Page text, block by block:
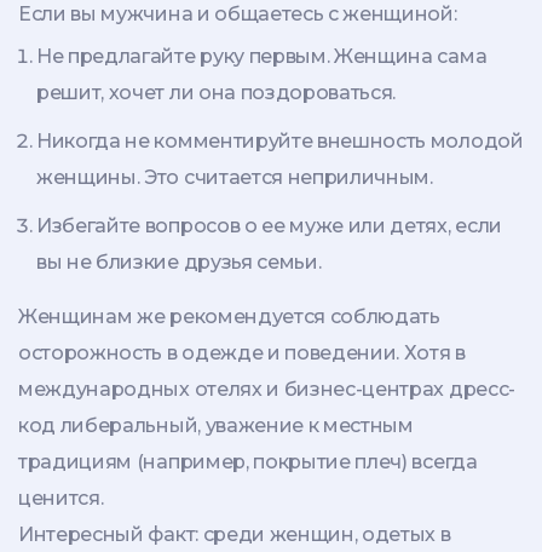
Если вы мужчина и общаетесь с женщиной:
Не предлагайте руку первым. Женщина сама
решит, хочет ли она поздороваться.
Никогда не комментируйте внешность молодой
женщины. Это считается неприличным.
Избегайте вопросов о ее муже или детях, если
вы не близкие друзья семьи.
Женщинам же рекомендуется соблюдать
осторожность в одежде и поведении. Хотя в
международных отелях и бизнес-центрах дресс-
код либеральный, уважение к местным
традициям (например, покрытие плеч) всегда
ценится.
Интересный факт: среди женщин, одетых в